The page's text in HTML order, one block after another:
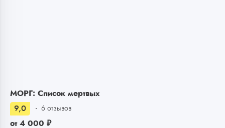
МОРГ: Список мертвых
9,0
6 отзывов
от 4 000 ₽